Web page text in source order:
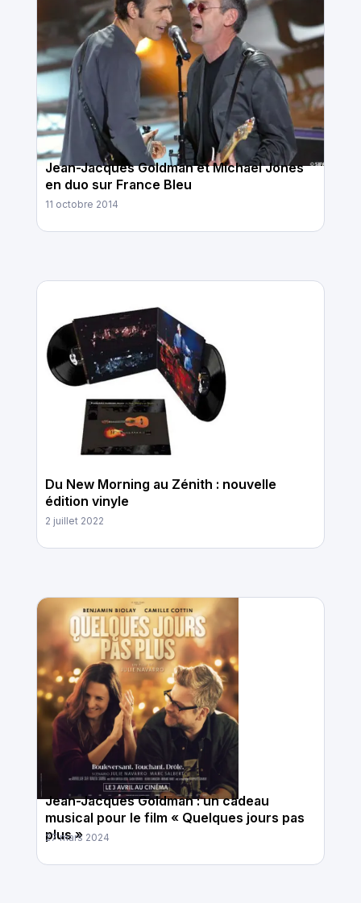
Jean-Jacques Goldman et Michael Jones
en duo sur France Bleu
11 octobre 2014
Du New Morning au Zénith : nouvelle
édition vinyle
2 juillet 2022
Jean-Jacques Goldman : un cadeau
musical pour le film « Quelques jours pas
plus »
27 mars 2024